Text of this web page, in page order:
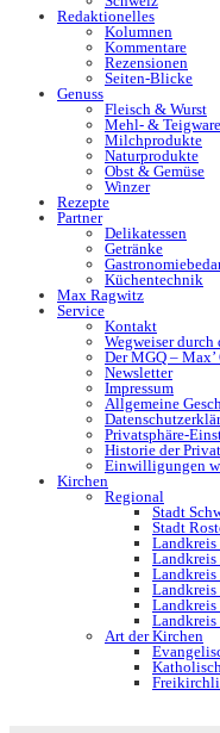
Redaktionelles
Kolumnen
Kommentare
Rezensionen
Seiten-Blicke
Genuss
Fleisch & Wurst
Mehl- &
Milchprodukte
Naturprodukte
Obst & Gemüse
Winzer
Rezepte
Partner
Delikatessen
Getränke
Küchentechnik
Max Ragwitz
Service
Kontakt
Wegweiser durch
Der MGQ –
Newsletter
Impressum
Allgemeine
Privatsphäre-
Historie der
Einwilligungen
Kirchen
Regional
Stadt
Stadt
Landkreis
Landkreis
Landkreis
Landkreis
Landkreis
Art der Kirchen